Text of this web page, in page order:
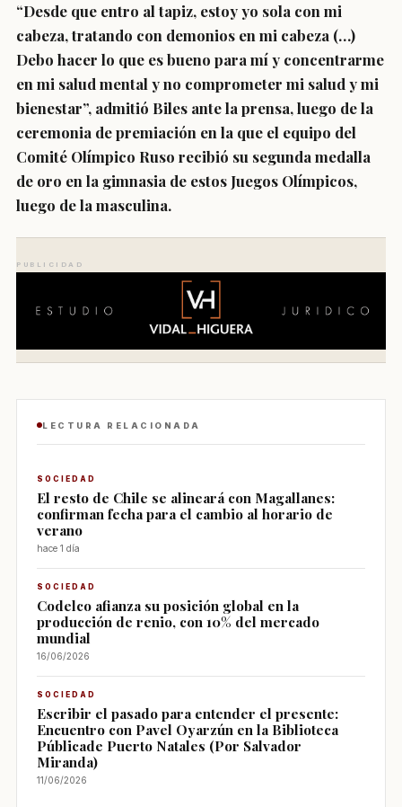
“Desde que entro al tapiz, estoy yo sola con mi
cabeza, tratando con demonios en mi cabeza (…)
Debo hacer lo que es bueno para mí y concentrarme
en mi salud mental y no comprometer mi salud y mi
bienestar”, admitió Biles ante la prensa, luego de la
ceremonia de premiación en la que el equipo del
Comité Olímpico Ruso recibió su segunda medalla
de oro en la gimnasia de estos Juegos Olímpicos,
luego de la masculina.
PUBLICIDAD
LECTURA RELACIONADA
SOCIEDAD
El resto de Chile se alineará con Magallanes:
confirman fecha para el cambio al horario de
verano
hace 1 día
SOCIEDAD
Codelco afianza su posición global en la
producción de renio, con 10% del mercado
mundial
16/06/2026
SOCIEDAD
Escribir el pasado para entender el presente:
Encuentro con Pavel Oyarzún en la Biblioteca
Públicade Puerto Natales (Por Salvador
Miranda)
11/06/2026